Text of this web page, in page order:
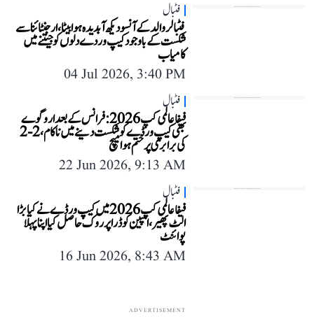
فٹبال
فٹبالر والد کے آنسو دیکھ آبدیدہ ہوا بیٹا، ارجنٹائنا سے
شکست کے باوجود کیپ وردے دلوں کو جیتنے میں
کامیاب
04 Jul 2026, 3:40 PM
فٹبال
فیفا عالمی کپ 2026: فرانس کے بعد اروگوے
بھی کیپ ورڈے کو شکست دینے میں ناکام، 2-2
کی برابری پر ختم ہوا میچ
22 Jun 2026, 9:13 AM
فٹبال
فیفا عالمی کپ 2026 میں کیپ ورڈے نے کیا بڑا
الٹ پھیر، اسپین کو ڈرا پر روک حاصل کیا اپنا پہلا
پوائنٹ
16 Jun 2026, 8:43 AM
ADVERTISEMENT